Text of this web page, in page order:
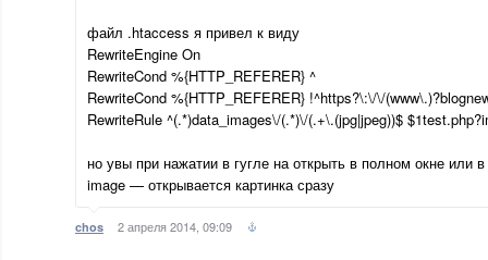
файл .htaccess я привел к виду
RewriteEngine On
RewriteCond %{HTTP_REFERER} ^
RewriteCond %{HTTP_REFERER} !^https?\:\/\/
RewriteRule ^(.*)data_images\/(.*)\/(.+\.(jpg|jpeg))$
но увы при нажатии в гугле на открыть в полном окне или
image — открывается картинка сразу
chos 2 апреля 2014, 09:09